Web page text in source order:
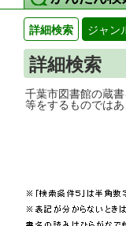
詳細検索 ジャン
詳細検索
千葉市図書
等をするものではあ